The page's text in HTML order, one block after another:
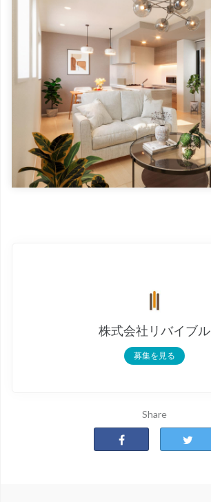
株式会社リバイブル
募集を見る
Share